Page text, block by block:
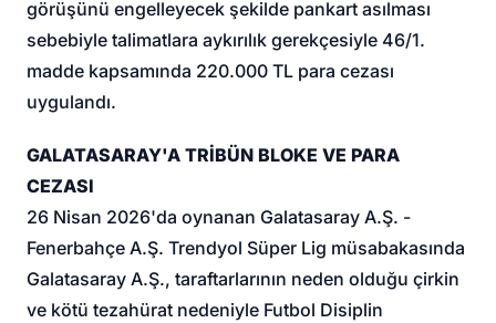
görüşünü engelleyecek şekilde pankart asılması
sebebiyle talimatlara aykırılık gerekçesiyle 46/1.
madde kapsamında 220.000 TL para cezası
uygulandı.
GALATASARAY'A TRİBÜN BLOKE VE PARA
CEZASI
26 Nisan 2026'da oynanan Galatasaray A.Ş. -
Fenerbahçe A.Ş. Trendyol Süper Lig müsabakasında
Galatasaray A.Ş., taraftarlarının neden olduğu çirkin
ve kötü tezahürat nedeniyle Futbol Disiplin